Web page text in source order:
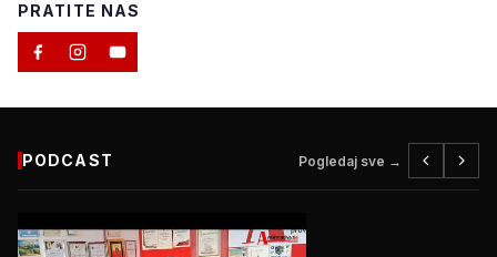
PRATITE NAS
PODCAST Pogledaj sve →